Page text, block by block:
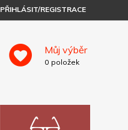
PŘIHLÁSIT/REGISTRACE
Můj výběr
0 položek